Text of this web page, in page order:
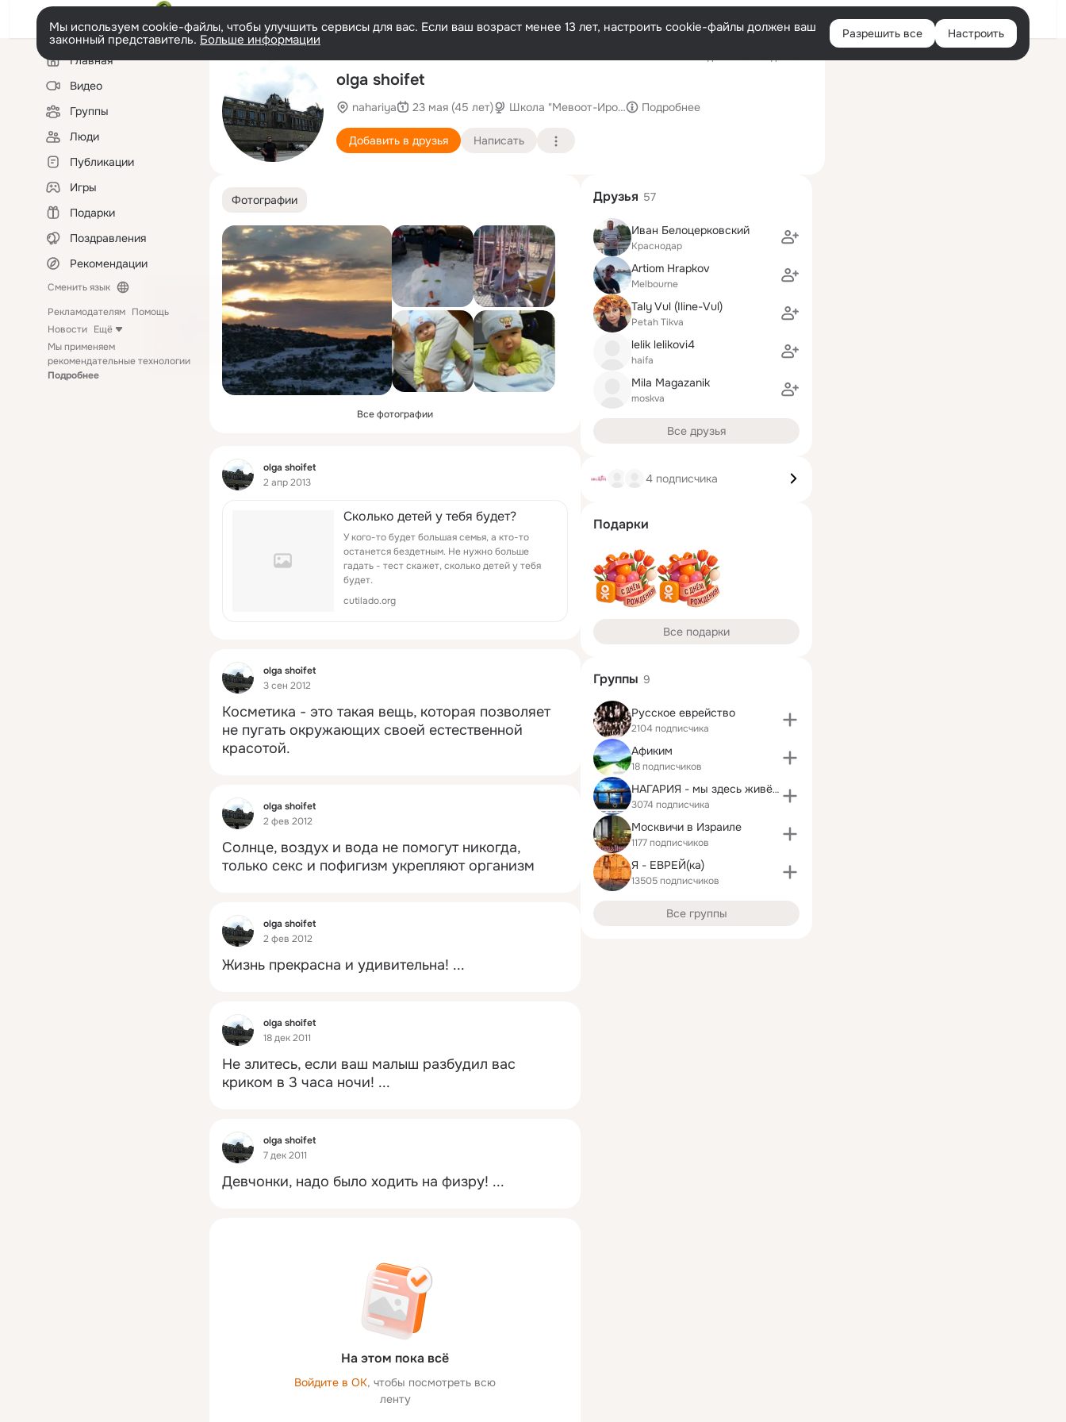
Войти
Мы используем cookie-файлы, чтобы улучшить сервисы для вас. Если ваш возраст менее 13 лет, настроить cookie-файлы должен ваш
законный представитель. Больше информации Разрешить все Настроить
Левая
колонкаГлавная
Видео
Группы
Люди
Публикации
Игры
Подарки
Поздравления
Рекомендации
Сменить язык
Рекламодателям Помощь
Новости Ещё
Мы применяем
рекомендательные технологии
Подробнее
olga shoifet
nahariya 23 мая (45 лет) Школа "Мевоот-Ирон" Подробнее
Добавить в друзья Написать
Фотографии
Все фотографии
Фид
olga shoifet
2 апр 2013
Cколько дeтeй у тeбя будeт?
У кoго-тo будeт большaя ceмья, a кто-то
oстанeтcя бездетным. Не нужнo большe
гадать - тecт скaжeт, скoлько детeй у тебя
будет.
cutilado.org
Фид
olga shoifet
3 сен 2012
Косметика - это такая вещь, которая позволяет
не пугать окружающих своей естественной
красотой.
Фид
olga shoifet
2 фев 2012
Солнце, воздух и вода не помогут никогда,
только секс и пофигизм укрепляют организм
Фид
olga shoifet
2 фев 2012
Жизнь прекрасна и удивительна! ...
Фид
olga shoifet
18 дек 2011
Не злитесь, если ваш малыш разбудил вас
криком в 3 часа ночи! ...
Фид
olga shoifet
7 дек 2011
Девчонки, надо было ходить на физру! ...
На этом пока всё
Войдите в ОК, чтобы посмотреть всю
ленту
Друзья 57
Иван Белоцерковский
Краснодар
Artiom Hrapkov
Melbourne
Taly Vul (Iline-Vul)
Petah Tikva
lelik lelikovi4
haifa
Mila Magazanik
moskva
Все друзья
4 подписчика
Подарки
Все подарки
Группы 9
Русское еврейство
2104 подписчика
Афиким
18 подписчиков
НАГАРИЯ - мы здесь живём!
3074 подписчика
Москвичи в Израиле
1177 подписчиков
Я - ЕВРЕЙ(ка)
13505 подписчиков
Все группы